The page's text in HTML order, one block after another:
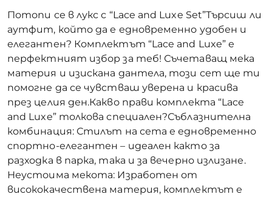
Потопи се в лукс с “Lace and Luxe Set”Търсиш ли
аутфит, който да е едновременно удобен и
елегантен? Комплектът “Lace and Luxe” е
перфектният избор за теб! Съчетаващ мека
материя и изискана дантела, този сет ще ти
помогне да се чувстваш уверена и красива
през целия ден.Какво прави комплекта “Lace
and Luxe” толкова специален?Съблазнителна
комбинация: Стилът на сета е едновременно
спортно-елегантен – идеален както за
разходка в парка, така и за вечерно излизане.
Неустоима мекота: Изработен от
висококачествена материя, комплектът е